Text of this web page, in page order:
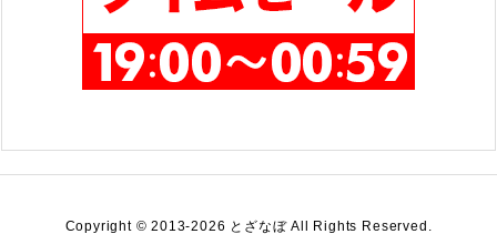
Copyright ©2013-2026 とざなぼAll Rights Reserved.